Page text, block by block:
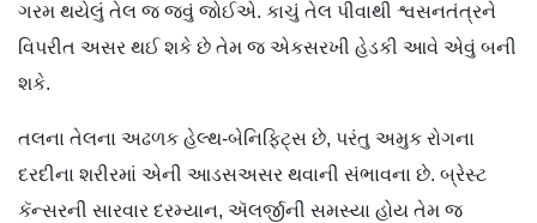
ગરમ થયેલું તેલ જ જવું જોઈએ. કાચું તેલ પીવાથી શ્વસનતંત્રને
વિપરીત અસર થઈ શકે છે તેમ જ એકસરખી હેડકી આવે એવું બની
શકે.
તલના તેલના અઢળક હેલ્થ-બેનિફિટ્સ છે, પરંતુ અમુક રોગના
દરદીના શરીરમાં એની આડસઅસર થવાની સંભાવના છે. બ્રેસ્ટ
કૅન્સરની સારવાર દરમ્યાન, ઍલર્જીની સમસ્યા હોય તેમ જ